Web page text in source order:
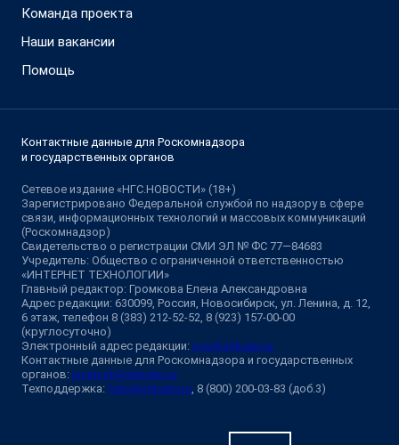
Команда проекта
Наши вакансии
Помощь
Контактные данные для Роскомнадзора
и государственных органов
Сетевое издание «НГС.НОВОСТИ» (18+)
Зарегистрировано Федеральной службой по надзору в сфере
связи, информационных технологий и массовых коммуникаций
(Роскомнадзор)
Свидетельство о регистрации СМИ ЭЛ № ФС 77—84683
Учредитель: Общество с ограниченной ответственностью
«ИНТЕРНЕТ ТЕХНОЛОГИИ»
Главный редактор: Громкова Елена Александровна
Адрес редакции: 630099, Россия, Новосибирск, ул. Ленина, д. 12,
6 этаж, телефон 8 (383) 212-52-52, 8 (923) 157-00-00
(круглосуточно)
Электронный адрес редакции: ngs@shkulev.ru
Контактные данные для Роскомнадзора и государственных
органов: juristnsk@shkulev.ru
Техподдержка: help@shkulev.ru, 8 (800) 200-03-83 (доб.3)